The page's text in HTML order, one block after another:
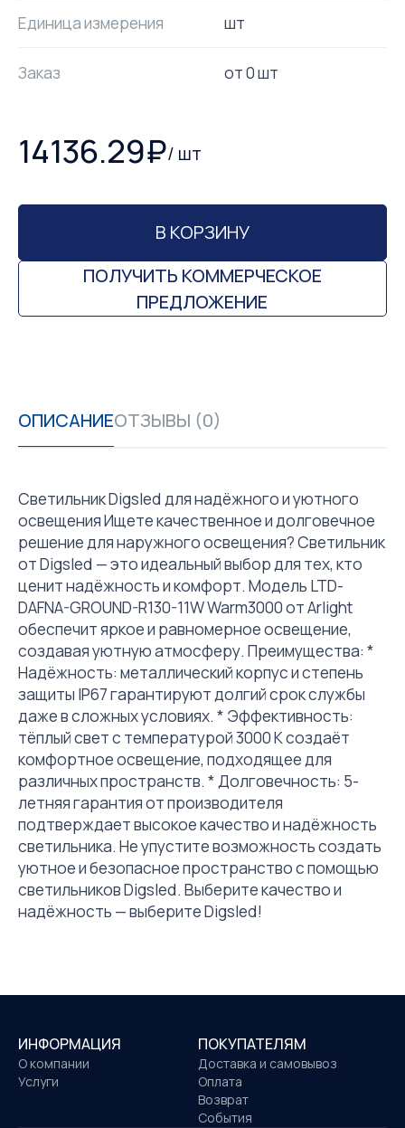
Единица измерения шт
Заказ от0шт
14136.29₽/ шт
В КОРЗИНУ
ПОЛУЧИТЬ КОММЕРЧЕСКОЕ
ПРЕДЛОЖЕНИЕ
ОПИСАНИЕОТЗЫВЫ (0)
Светильник Digsled для надёжного и уютного
освещения Ищете качественное и долговечное
решение для наружного освещения? Светильник
от Digsled — это идеальный выбор для тех, кто
ценит надёжность и комфорт. Модель LTD-
DAFNA-GROUND-R130-11W Warm3000 от Arlight
обеспечит яркое и равномерное освещение,
создавая уютную атмосферу. Преимущества: *
Надёжность: металлический корпус и степень
защиты IP67 гарантируют долгий срок службы
даже в сложных условиях. * Эффективность:
тёплый свет с температурой 3000 К создаёт
комфортное освещение, подходящее для
различных пространств. * Долговечность: 5-
летняя гарантия от производителя
подтверждает высокое качество и надёжность
светильника. Не упустите возможность создать
уютное и безопасное пространство с помощью
светильников Digsled. Выберите качество и
надёжность — выберите Digsled!
ИНФОРМАЦИЯ
О компании
Услуги
ПОКУПАТЕЛЯМ
Доставка и самовывоз
Оплата
Возврат
События